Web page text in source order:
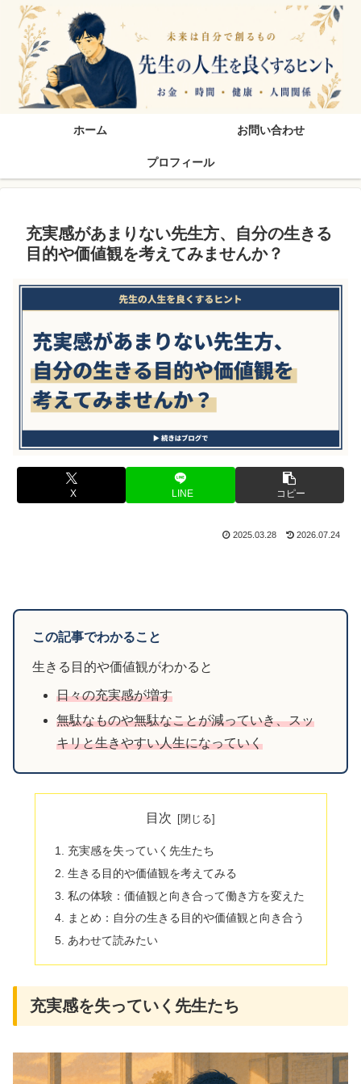
先生の人生を良くするヒン
ホーム お問い合わせ
プロフィール
充実感があまりない先生方、自分の生きる
目的や価値観を考えてみませんか？
X LINE コピー
2025.03.28 2026.07.24
この記事でわかること
生きる目的や価値観がわかると
日々の充実感が増す
無駄なものや無駄なことが減っていき、スッ
キリと生きやすい人生になっていく
目次
充実感を失っていく先生たち
生きる目的や価値観を考えてみる
私の体験：価値観と向き合って働き方を変えた
まとめ：自分の生きる目的や価値観と向き合う
あわせて読みたい
充実感を失っていく先生たち